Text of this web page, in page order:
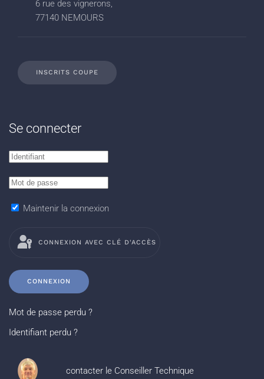
6 rue des vignerons,
77140 NEMOURS
INSCRITS COUPE
Se connecter
Maintenir la connexion
CONNEXION AVEC CLÉ D'ACCÈS
CONNEXION
Mot de passe perdu ?
Identifiant perdu ?
contacter le Conseiller Technique